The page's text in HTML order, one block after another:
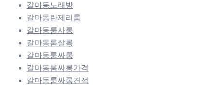
갈마동노래방
갈마동란제리룸
갈마동룸사롱
갈마동룸살롱
갈마동룸싸롱
갈마동룸싸롱가격
갈마동룸싸롱견적